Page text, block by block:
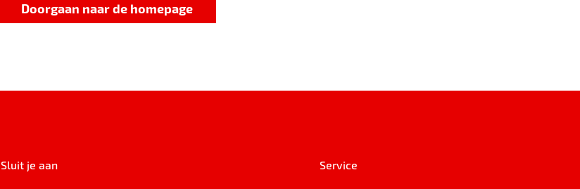
Doorgaan naar de homepage
Sluit je aan Service